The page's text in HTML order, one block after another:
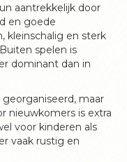
aantrekkelijk door
en goede
kleinschalig en sterk
spelen is
dominant dan in
maar
nieuwkomers is extra
voor kinderen als
vaak rustig en